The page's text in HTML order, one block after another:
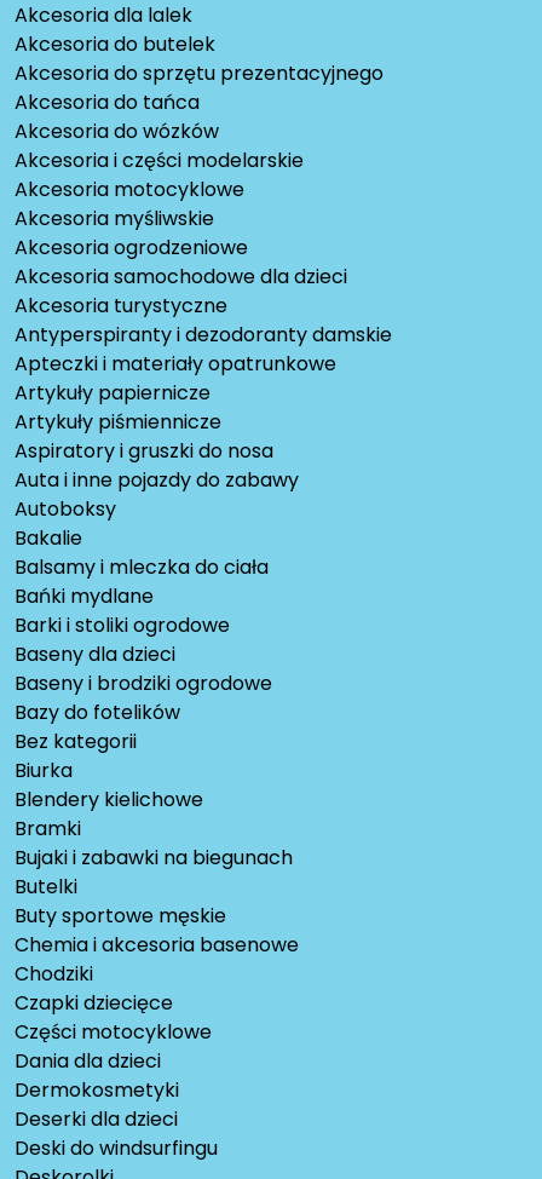
Akcesoria dla lalek
Akcesoria do butelek
Akcesoria do sprzętu prezentacyjnego
Akcesoria do tańca
Akcesoria do wózków
Akcesoria i części modelarskie
Akcesoria motocyklowe
Akcesoria myśliwskie
Akcesoria ogrodzeniowe
Akcesoria samochodowe dla dzieci
Akcesoria turystyczne
Antyperspiranty i dezodoranty damskie
Apteczki i materiały opatrunkowe
Artykuły papiernicze
Artykuły piśmiennicze
Aspiratory i gruszki do nosa
Auta i inne pojazdy do zabawy
Autoboksy
Bakalie
Balsamy i mleczka do ciała
Bańki mydlane
Barki i stoliki ogrodowe
Baseny dla dzieci
Baseny i brodziki ogrodowe
Bazy do fotelików
Bez kategorii
Biurka
Blendery kielichowe
Bramki
Bujaki i zabawki na biegunach
Butelki
Buty sportowe męskie
Chemia i akcesoria basenowe
Chodziki
Czapki dziecięce
Części motocyklowe
Dania dla dzieci
Dermokosmetyki
Deserki dla dzieci
Deski do windsurfingu